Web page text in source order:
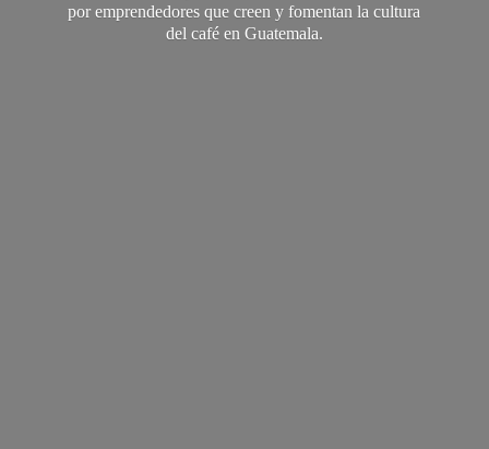
por emprendedores que creen y fomentan la cultura
del café en Guatemala.